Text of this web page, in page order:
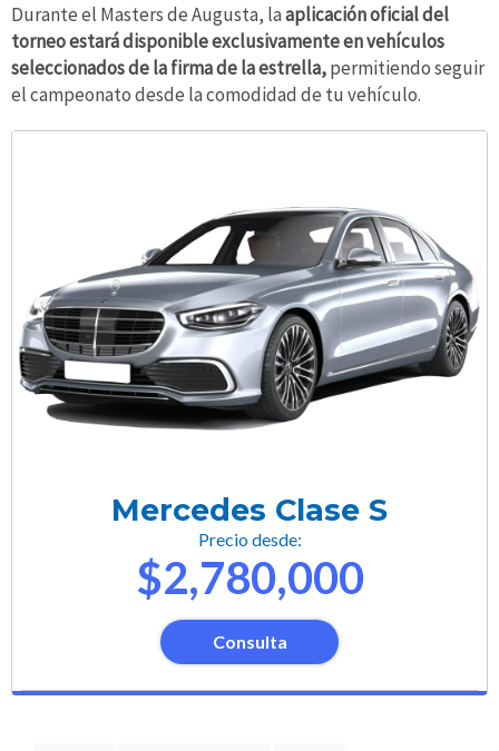
Durante el Masters de Augusta, laaplicación oficial del
torneo estará disponible exclusivamente en vehículos
seleccionados de la firma de la estrella,permitiendo seguir
el campeonato desde la comodidad de tu vehículo.
Mercedes Clase S
Precio desde:
$2,780,000
Consulta